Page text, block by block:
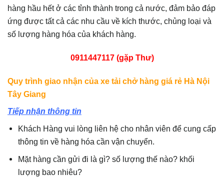
hàng hầu hết ở các tỉnh thành trong cả nước, đảm bảo đáp
ứng được tất cả các nhu cầu về kích thước, chủng loại và
số lượng hàng hóa của khách hàng.
0911447117 (gặp Thư)
Quy trình giao nhận của xe tải chở hàng giá rẻ Hà Nội
Tây Giang
Tiếp nhận thông tin
Khách Hàng vui lòng liên hệ cho nhân viên để cung cấp
thông tin về hàng hóa cần vận chuyển.
Mặt hàng cần gửi đi là gì? số lượng thế nào? khối
lượng bao nhiêu?